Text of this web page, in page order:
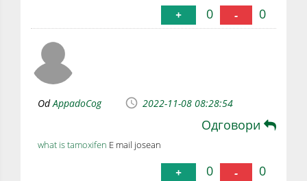
+ 0 - 0
OdAppadoCog 2022-11-08 08:28:54
Одговори
what is tamoxifen E mail josean
+ 0 - 0